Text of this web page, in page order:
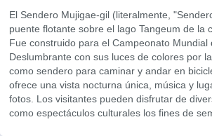
El Sendero Mujigae-gil (literalmente,
puente flotante sobre el lago Tangeum de la
Fue construido para el Campeonato Mundial
Deslumbrante con sus luces de colores por
como sendero para caminar y andar en
ofrece una vista nocturna única, música y
fotos. Los visitantes pueden disfrutar de
como espectáculos culturales los fines de